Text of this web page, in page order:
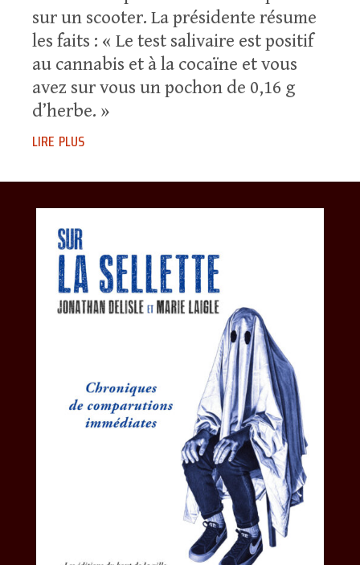
sur un scooter. La présidente résume
les faits : « Le test salivaire est positif
au cannabis et à la cocaïne et vous
avez sur vous un pochon de 0,16 g
d’herbe. »
lire plus